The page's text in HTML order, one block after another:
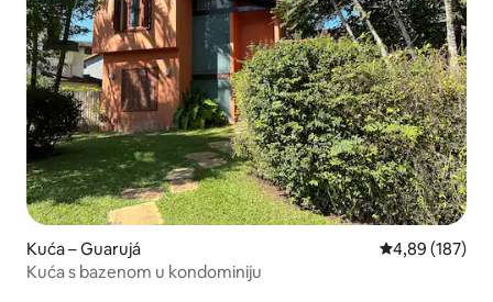
Kuća – Guarujá Prosječna
4,89 (187)
Kuća s bazenom u kondominiju